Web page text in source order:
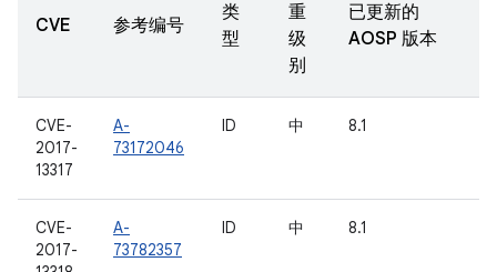
CVE 参考编号
类
型
重
级
别
已更新的
AOSP 版本
CVE-
2017-
13317
A-
73172046
ID 中 8.1
CVE-
2017-
A-
73782357
ID 中 8.1